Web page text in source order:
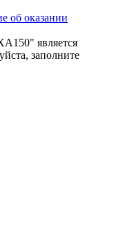
об оказании
является
заполните